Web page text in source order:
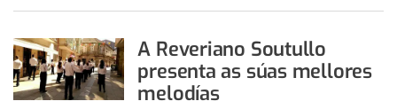
A Reveriano Soutullo
presenta as súas mellores
melodías